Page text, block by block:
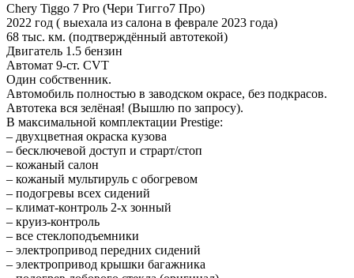
Chery Tiggo 7 Pro (Чери Тигго7 Про)
2022 год ( выехала из салона в феврале 2023 года)
68 тыс. км. (подтверждённый автотекой)
Двигатель 1.5 бензин
Автомат 9-ст. CVT
Один собственник.
Автомобиль полностью в заводском окрасе, без подкрасов.
Автотека вся зелёная! (Вышлю по запросу).
В максимальной комплектации Prestige:
– двухцветная окраска кузова
– бесключевой доступ и страрт/стоп
– кожаный салон
– кожаный мультируль с обогревом
– подогревы всех сидений
– климат-контроль 2-х зонный
– круиз-контроль
– все стеклоподъемники
– электропривод передних сидений
– электропривод крышки багажника